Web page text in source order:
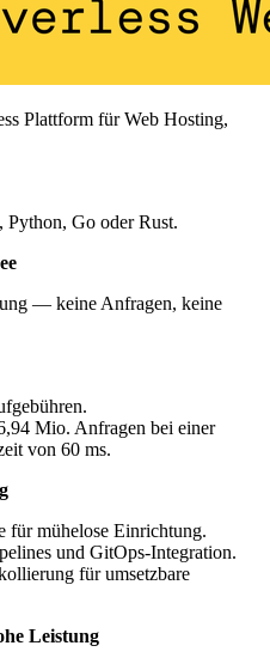
Plattform für Web Hosting,
Go oder Rust.
— keine Anfragen, keine
Mio. Anfragen bei einer
von 60 ms.
für mühelose Einrichtung.
und GitOps-Integration.
für umsetzbare
Leistung